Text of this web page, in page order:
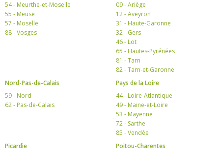
54 - Meurthe-et-Moselle
55 - Meuse
57 - Moselle
88 - Vosges
09 - Ariège
12 - Aveyron
31 - Haute-Garonne
32 - Gers
46 - Lot
65 - Hautes-Pyrénées
81 - Tarn
82 - Tarn-et-Garonne
Nord-Pas-de-Calais
59 - Nord
62 - Pas-de-Calais
Pays de la Loire
44 - Loire-Atlantique
49 - Maine-et-Loire
53 - Mayenne
72 - Sarthe
85 - Vendée
Picardie
Poitou-Charentes